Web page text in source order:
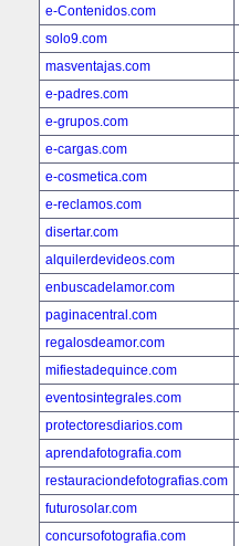
e-Contenidos.com
solo9.com
masventajas.com
e-padres.com
e-grupos.com
e-cargas.com
e-cosmetica.com
e-reclamos.com
disertar.com
alquilerdevideos.com
enbuscadelamor.com
paginacentral.com
regalosdeamor.com
mifiestadequince.com
eventosintegrales.com
protectoresdiarios.com
aprendafotografia.com
restauraciondefotografias.com
futurosolar.com
concursofotografia.com